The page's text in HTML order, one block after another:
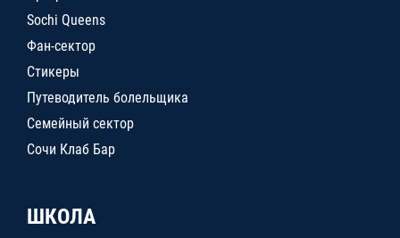
Sochi Queens
Фан-сектор
Стикеры
Путеводитель болельщика
Семейный сектор
Сочи Клаб Бар
ШКОЛА